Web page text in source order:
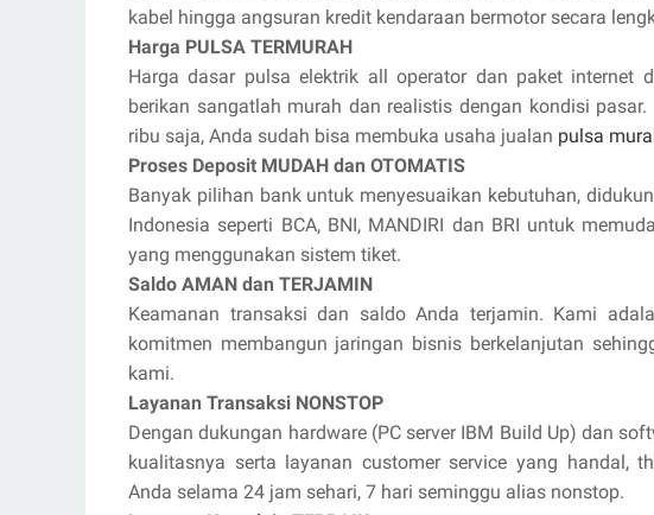
kabel hingga angsuran kredit kendaraan bermotor secara
Harga PULSA TERMURAH
Harga dasar pulsa elektrik all operator dan paket internet
berikan sangatlah murah dan realistis dengan kondisi
ribu saja, Anda sudah bisa membuka usaha jualan pulsa
Proses Deposit MUDAH dan OTOMATIS
Banyak pilihan bank untuk menyesuaikan kebutuhan,
Indonesia seperti BCA, BNI, MANDIRI dan BRI untuk
yang menggunakan sistem tiket.
Saldo AMAN dan TERJAMIN
Keamanan transaksi dan saldo Anda terjamin. Kami
komitmen membangun jaringan bisnis berkelanjutan
kami.
Layanan Transaksi NONSTOP
Dengan dukungan hardware (PC server IBM Build Up) dan
kualitasnya serta layanan customer service yang handal,
Anda selama 24 jam sehari, 7 hari seminggu alias nonstop.